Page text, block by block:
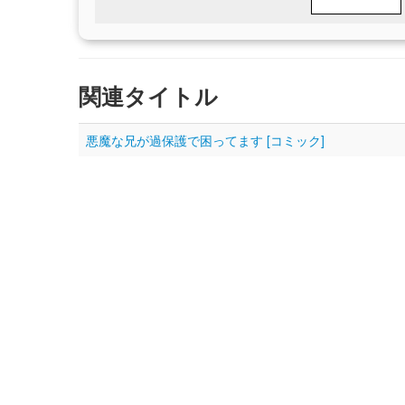
関連タイトル
悪魔な兄が過保護で困ってます [コミック]